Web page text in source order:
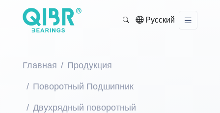
Русский
Главная Продукция
Поворотный Подшипник
Двухрядный поворотный